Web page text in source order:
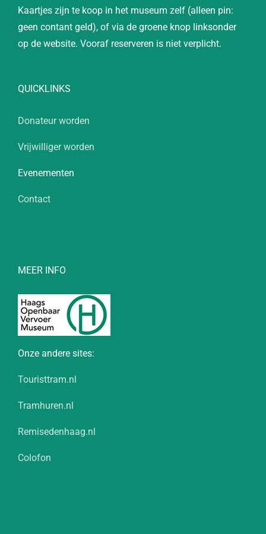
Kaartjes zijn te koop in het museum zelf (alleen pin:
geen contant geld), of via de groene knop linksonder
op de website. Vooraf reserveren is niet verplicht.
QUICKLINKS
Donateur worden
Vrijwilliger worden
Evenementen
Contact
MEER INFO
Onze andere sites:
Touristtram.nl
Tramhuren.nl
Remisedenhaag.nl
Colofon